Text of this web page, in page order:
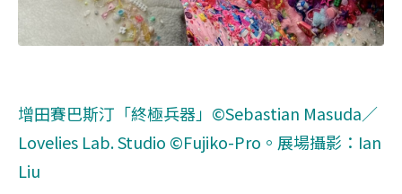
增田賽巴斯汀「終極兵器」©Sebastian Masuda／
Lovelies Lab. Studio ©Fujiko-Pro。 展場攝影：Ian
Liu